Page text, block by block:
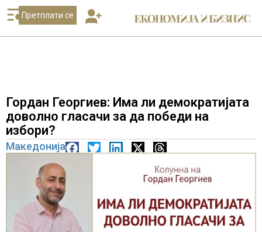
Претплати се
Гордан Георгиев: Има ли демократијата
доволно гласачи за да победи на
избори?
Македонија